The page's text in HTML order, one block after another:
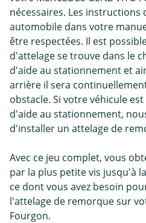
nécessaires. Les
automobile dans votre
être respectées. Il est
d'attelage se trouve dans le
d'aide au stationnement et
arrière il sera
obstacle. Si votre véhicule
d'aide au stationnement,
d'installer un attelage de
Avec ce jeu complet, vous
par la plus petite vis jusqu'à
ce dont vous avez besoin
l'attelage de remorque sur
Fourgon.